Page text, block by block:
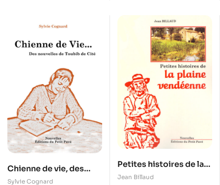
Chienne de vie, des
nouvelles du toubib de
Sylvie Cognard
Petites histoires de la
plaine vendéenne
Jean Billaud